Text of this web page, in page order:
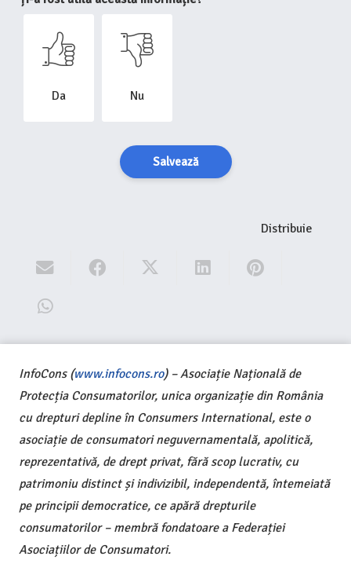
Da Nu
Salvează
Distribuie
InfoCons (www.infocons.ro) – Asociație Națională de
Protecția Consumatorilor, unica organizație din România
cu drepturi depline în Consumers International, este o
asociație de consumatori neguvernamentală, apolitică,
reprezentativă, de drept privat, fără scop lucrativ, cu
patrimoniu distinct și indivizibil, independentă, întemeiată
pe principii democratice, ce apără drepturile
consumatorilor – membră fondatoare a Federației
Asociațiilor de Consumatori.